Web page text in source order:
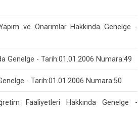
ve Onarımlar Hakkında Genelge -
Genelge - Tarih:01.01.2006 Numara:49
- Tarih:01.01.2006 Numara:50
Faaliyetleri Hakkında Genelge -